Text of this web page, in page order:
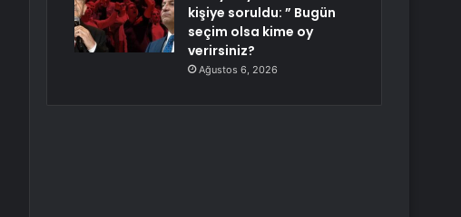
kişiye soruldu: ” Bugün
seçim olsa kime oy
verirsiniz?
Ağustos 6, 2026